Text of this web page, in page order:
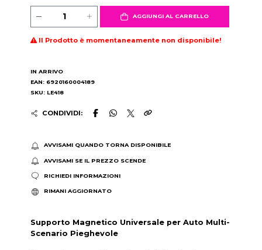
AGGIUNGI AL CARRELLO
Il Prodotto è momentaneamente non disponibile!
IN ARRIVO
EAN: 6920160004189
SKU: LE418
CONDIVIDI:
AVVISAMI QUANDO TORNA DISPONIBILE
AVVISAMI SE IL PREZZO SCENDE
RICHIEDI INFORMAZIONI
RIMANI AGGIORNATO
Supporto Magnetico Universale per Auto Multi-
Scenario Pieghevole